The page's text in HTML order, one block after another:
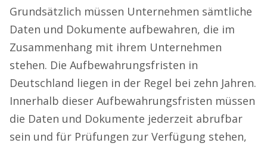
Grundsätzlich müssen Unternehmen sämtliche
Daten und Dokumente aufbewahren, die im
Zusammenhang mit ihrem Unternehmen
stehen. Die Aufbewahrungsfristen in
Deutschland liegen in der Regel bei zehn Jahren.
Innerhalb dieser Aufbewahrungsfristen müssen
die Daten und Dokumente jederzeit abrufbar
sein und für Prüfungen zur Verfügung stehen,